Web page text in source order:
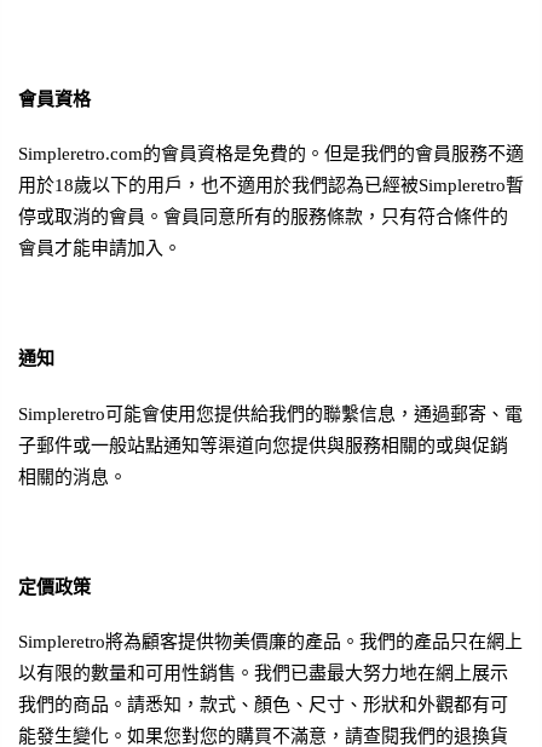
會員資格
Simpleretro.com的會員資格是免費的。但是我們的會員服務不適
用於18歲以下的用戶，也不適用於我們認為已經被Simpleretro暫
停或取消的會員。會員同意所有的服務條款，只有符合條件的
會員才能申請加入。
通知
Simpleretro可能會使用您提供給我們的聯繫信息，通過郵寄、電
子郵件或一般站點通知等渠道向您提供與服務相關的或與促銷
相關的消息。
定價政策
Simpleretro將為顧客提供物美價廉的產品。我們的產品只在網上
以有限的數量和可用性銷售。我們已盡最大努力地在網上展示
我們的商品。請悉知，款式、顏色、尺寸、形狀和外觀都有可
能發生變化。如果您對您的購買不滿意，請查閱我們的退換貨